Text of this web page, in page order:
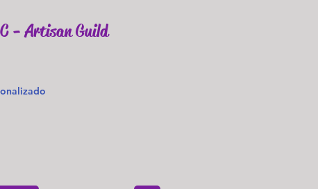
- Artisan Guild